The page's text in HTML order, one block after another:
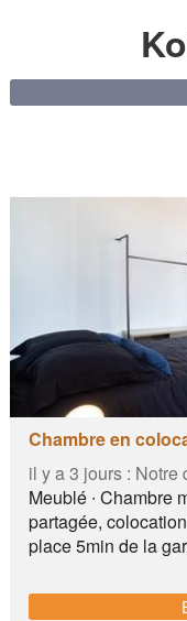
Chambre en
il y a 3 jours : Notre
Meublé ∙ Chambre
partagée,
place 5min de la